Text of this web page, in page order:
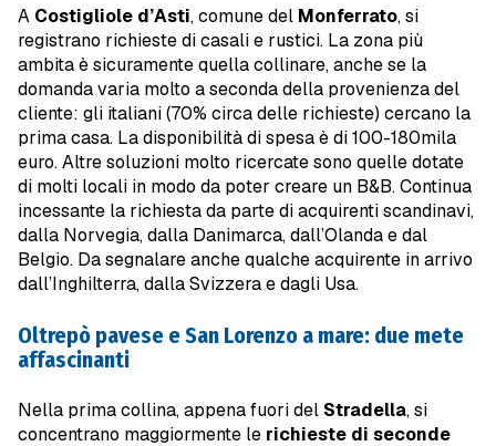
A Costigliole d’Asti, comune del Monferrato, si
registrano richieste di casali e rustici. La zona più
ambita è sicuramente quella collinare, anche se la
domanda varia molto a seconda della provenienza del
cliente: gli italiani (70% circa delle richieste) cercano la
prima casa. La disponibilità di spesa è di 100-180mila
euro. Altre soluzioni molto ricercate sono quelle dotate
di molti locali in modo da poter creare un B&B. Continua
incessante la richiesta da parte di acquirenti scandinavi,
dalla Norvegia, dalla Danimarca, dall’Olanda e dal
Belgio. Da segnalare anche qualche acquirente in arrivo
dall’Inghilterra, dalla Svizzera e dagli Usa.
Oltrepò pavese e San Lorenzo a mare: due mete
affascinanti
Nella prima collina, appena fuori del Stradella, si
concentrano maggiormente le richieste di seconde